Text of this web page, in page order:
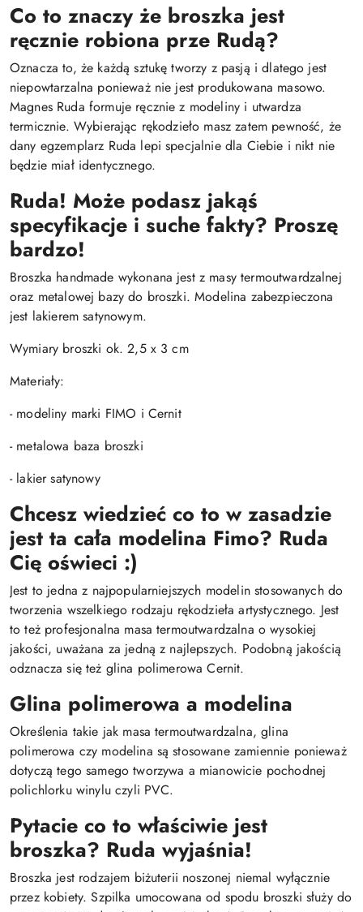
Co to znaczy że broszka jest
ręcznie robiona prze Rudą?
Oznacza to, że każdą sztukę tworzy z pasją i dlatego jest
niepowtarzalna ponieważ nie jest produkowana masowo.
Magnes Ruda formuje ręcznie z modeliny i utwardza
termicznie. Wybierając rękodzieło masz zatem pewność, że
dany egzemplarz Ruda lepi specjalnie dla Ciebie i nikt nie
będzie miał identycznego.
Ruda! Może podasz jakąś
specyfikacje i suche fakty? Proszę
bardzo!
Broszka handmade wykonana jest z masy termoutwardzalnej
oraz metalowej bazy do broszki. Modelina zabezpieczona
jest lakierem satynowym.
Wymiary broszki ok. 2,5 x 3 cm
Materiały:
- modeliny marki FIMO i Cernit
- metalowa baza broszki
- lakier satynowy
Chcesz wiedzieć co to w zasadzie
jest ta cała modelina Fimo? Ruda
Cię oświeci :)
Jest to jedna z najpopularniejszych modelin stosowanych do
tworzenia wszelkiego rodzaju rękodzieła artystycznego. Jest
to też profesjonalna masa termoutwardzalna o wysokiej
jakości, uważana za jedną z najlepszych. Podobną jakością
odznacza się też glina polimerowa Cernit.
Glina polimerowa a modelina
Określenia takie jak masa termoutwardzalna, glina
polimerowa czy modelina są stosowane zamiennie ponieważ
dotyczą tego samego tworzywa a mianowicie pochodnej
polichlorku winylu czyli PVC.
Pytacie co to właściwie jest
broszka? Ruda wyjaśnia!
Broszka jest rodzajem biżuterii noszonej niemal wyłącznie
przez kobiety. Szpilka umocowana od spodu broszki służy do